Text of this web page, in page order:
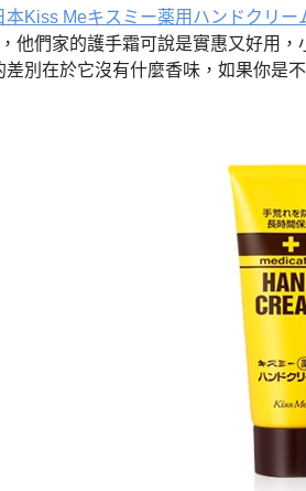
相機自由啦✨
本Kiss Meキスミー薬用ハンドクリー
他們家的護手霜可說是實惠又好用，
別在於它沒有什麼香味，如果你是